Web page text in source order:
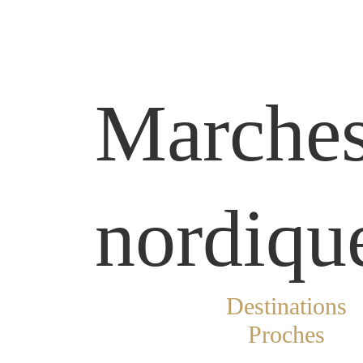
Destinations
Proches